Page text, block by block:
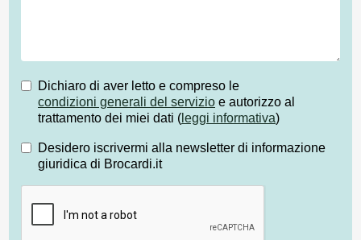
Dichiaro di aver letto e compreso le
condizioni generali del servizio e autorizzo al
trattamento dei miei dati ( leggi informativa)
Desidero iscrivermi alla newsletter di informazione
giuridica di Brocardi.it